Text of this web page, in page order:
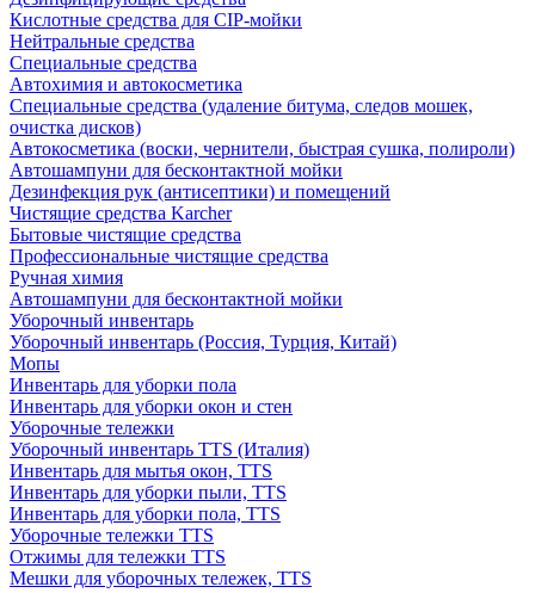
Кислотные средства для CIP-мойки
Нейтральные средства
Специальные средства
Автохимия и автокосметика
Специальные средства (удаление битума, следов мошек,
очистка дисков)
Автокосметика (воски, чернители, быстрая сушка, полироли)
Автошампуни для бесконтактной мойки
Дезинфекция рук (антисептики) и помещений
Чистящие средства Karcher
Бытовые чистящие средства
Профессиональные чистящие средства
Ручная химия
Автошампуни для бесконтактной мойки
Уборочный инвентарь
Уборочный инвентарь (Россия, Турция, Китай)
Мопы
Инвентарь для уборки пола
Инвентарь для уборки окон и стен
Уборочные тележки
Уборочный инвентарь TTS (Италия)
Инвентарь для мытья окон, TTS
Инвентарь для уборки пыли, TTS
Инвентарь для уборки пола, TTS
Уборочные тележки TTS
Отжимы для тележки TTS
Мешки для уборочных тележек, TTS